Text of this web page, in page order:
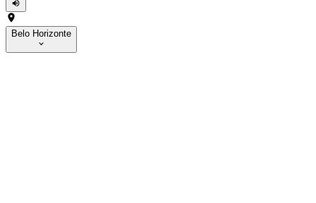
Belo Horizonte